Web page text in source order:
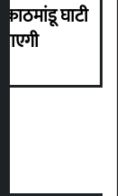
घाटी